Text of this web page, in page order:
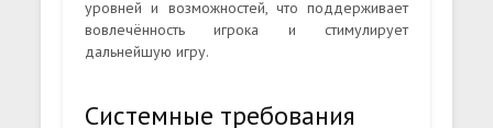
уровней и возможностей, что поддерживает
вовлечённость игрока и стимулирует
дальнейшую игру.
Системные требования